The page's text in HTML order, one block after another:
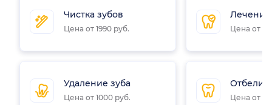
Чистка зубов
Цена от 1990 руб.
Удаление зуба
Цена от 1000 руб.
Лечение
Цена от
Цена от